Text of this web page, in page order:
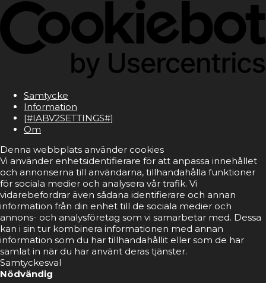
Samtycke
Information
[#IABV2SETTINGS#]
Om
Denna webbplats använder cookies
Vi använder enhetsidentifierare för att anpassa innehållet
och annonserna till användarna, tillhandahålla funktioner
för sociala medier och analysera vår trafik. Vi
vidarebefordrar även sådana identifierare och annan
information från din enhet till de sociala medier och
annons- och analysföretag som vi samarbetar med. Dessa
kan i sin tur kombinera informationen med annan
information som du har tillhandahållit eller som de har
samlat in när du har använt deras tjänster.
Samtyckesval
Nödvändig